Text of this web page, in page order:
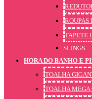
ROUPAS
TAPETE
SLINGS
HORA DO BANHO E
TOALHA
TOALHA MEGA